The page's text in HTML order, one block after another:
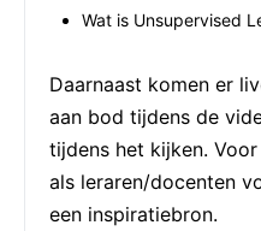
Wat is Unsupervised
Daarnaast komen er
aan bod tijdens de
tijdens het kijken.
als leraren/docenten
een inspiratiebron.